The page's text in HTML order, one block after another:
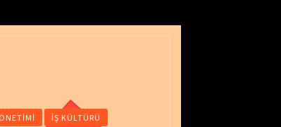
İŞ KÜLTÜRÜ